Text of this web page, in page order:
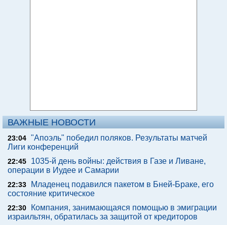
ВАЖНЫЕ НОВОСТИ
23:04 "Апоэль" победил поляков. Результаты матчей
Лиги конференций
22:45
1035-й день войны: действия в Газе и Ливане,
операции в Иудее и Самарии
22:33
Младенец подавился пакетом в Бней-Браке, его
состояние критическое
22:30
Компания, занимающаяся помощью в эмиграции
израильтян, обратилась за защитой от кредиторов